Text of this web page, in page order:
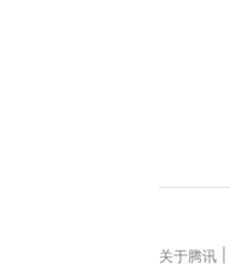
关于腾讯